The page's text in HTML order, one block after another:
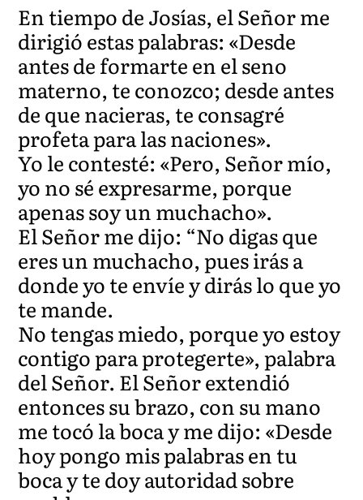
En tiempo de Josías, el Señor me
dirigió estas palabras: «Desde
antes de formarte en el seno
materno, te conozco; desde antes
de que nacieras, te consagré
profeta para las naciones».
Yo le contesté: «Pero, Señor mío,
yo no sé expresarme, porque
apenas soy un muchacho».
El Señor me dijo: “No digas que
eres un muchacho, pues irás a
donde yo te envíe y dirás lo que yo
te mande.
No tengas miedo, porque yo estoy
contigo para protegerte», palabra
del Señor. El Señor extendió
entonces su brazo, con su mano
me tocó la boca y me dijo: «Desde
hoy pongo mis palabras en tu
boca y te doy autoridad sobre